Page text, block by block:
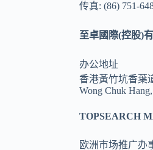
传真: (86) 751-
至卓國際(控股)
办公地址
香港黃竹坑香葉
Wong Chuk
TOPSEARCH
欧洲市场推广办